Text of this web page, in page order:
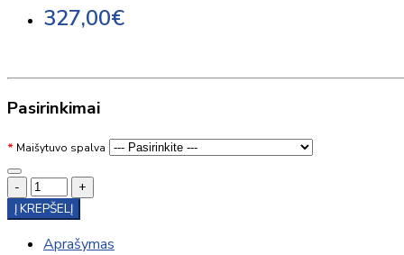
327,00€
Pasirinkimai
Maišytuvo spalva
-
+
Į KREPŠELĮ
Aprašymas